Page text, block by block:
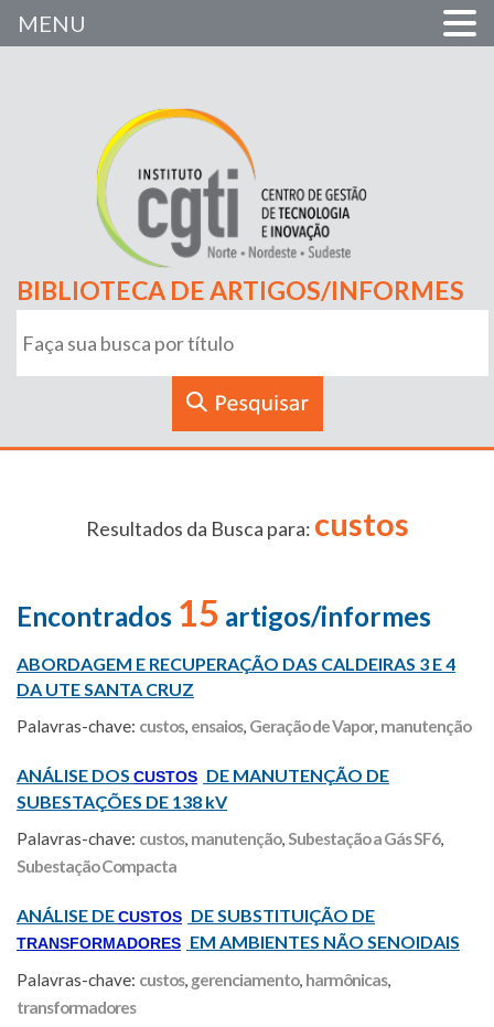
BIBLIOTECA DE ARTIGOS/INFORMES
Resultados da Busca para: custos
Encontrados 15 artigos/informes
ABORDAGEM E RECUPERAÇÃO DAS CALDEIRAS 3 E 4
DA UTE SANTA CRUZ
Palavras-chave: custos, ensaios, Geração de Vapor, manutenção
ANÁLISE DOS CUSTOS DE MANUTENÇÃO DE
SUBESTAÇÕES DE 138 kV
Palavras-chave: custos, manutenção,Subestação a Gás SF6,
Subestação Compacta
ANÁLISE DECUSTOS DE SUBSTITUIÇÃO DE
TRANSFORMADORES EM AMBIENTES NÃO SENOIDAIS
Palavras-chave: custos, gerenciamento, harmônicas,
transformadores
MENU